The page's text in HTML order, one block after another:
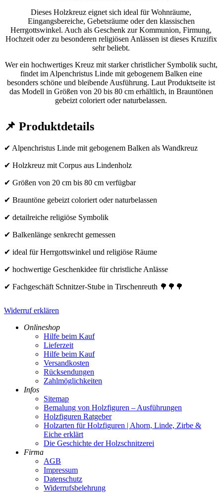
Dieses Holzkreuz eignet sich ideal für Wohnräume,
Eingangsbereiche, Gebetsräume oder den klassischen
Herrgottswinkel. Auch als Geschenk zur Kommunion, Firmung,
Hochzeit oder zu besonderen religiösen Anlässen ist dieses Kruzifix
sehr beliebt.
Wer ein hochwertiges Kreuz mit starker christlicher Symbolik sucht,
findet im Alpenchristus Linde mit gebogenem Balken eine
besonders schöne und bleibende Ausführung. Laut Produktseite ist
das Modell in Größen von 20 bis 80 cm erhältlich, in Brauntönen
gebeizt coloriert oder naturbelassen.
📌 Produktdetails
✔ Alpenchristus Linde mit gebogenem Balken als Wandkreuz
✔ Holzkreuz mit Corpus aus Lindenholz
✔ Größen von 20 cm bis 80 cm verfügbar
✔ Brauntöne gebeizt coloriert oder naturbelassen
✔ detailreiche religiöse Symbolik
✔ Balkenlänge senkrecht gemessen
✔ ideal für Herrgottswinkel und religiöse Räume
✔ hochwertige Geschenkidee für christliche Anlässe
✔ Fachgeschäft Schnitzer-Stube in Tirschenreuth 🌳🌳🌳
Widerruf erklären
Onlineshop
Hilfe beim Kauf
Lieferzeit
Hilfe beim Kauf
Versandkosten
Rücksendungen
Zahlmöglichkeiten
Infos
Sitemap
Bemalung von Holzfiguren – Ausführungen
Holzfiguren Ratgeber
Holzarten für Holzfiguren | Ahorn, Linde, Zirbe &
Eiche erklärt
Die Geschichte der Holzschnitzerei
Firma
AGB
Impressum
Datenschutz
Widerrufsbelehrung